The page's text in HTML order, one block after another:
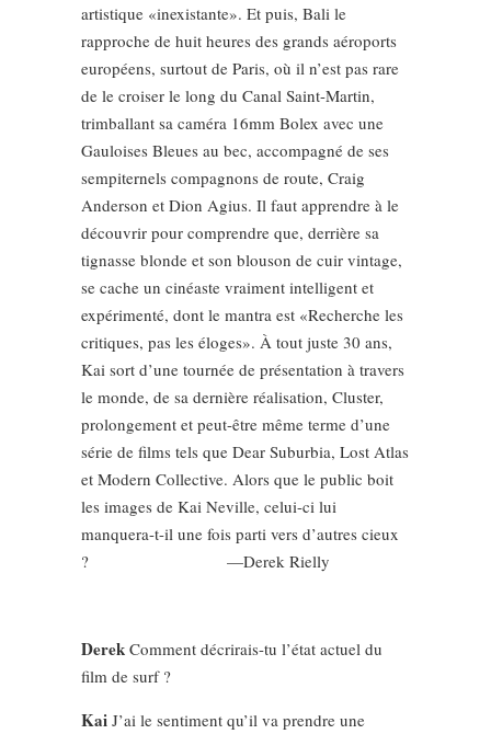
artistique «inexistante». Et puis, Bali le
rapproche de huit heures des grands aéroports
européens, surtout de Paris, où il n’est pas rare
de le croiser le long du Canal Saint-Martin,
trimballant sa caméra 16mm Bolex avec une
Gauloises Bleues au bec, accompagné de ses
sempiternels compagnons de route, Craig
Anderson et Dion Agius. Il faut apprendre à le
découvrir pour comprendre que, derrière sa
tignasse blonde et son blouson de cuir vintage,
se cache un cinéaste vraiment intelligent et
expérimenté, dont le mantra est «Recherche les
critiques, pas les éloges». À tout juste 30 ans,
Kai sort d’une tournée de présentation à travers
le monde, de sa dernière réalisation, Cluster,
prolongement et peut-être même terme d’une
série de films tels que Dear Suburbia, Lost Atlas
et Modern Collective. Alors que le public boit
les images de Kai Neville, celui-ci lui
manquera-t-il une fois parti vers d’autres cieux
?
—Derek Rielly
Derek Comment décrirais-tu l’état actuel du
film de surf ?
Kai J’ai le sentiment qu’il va prendre une